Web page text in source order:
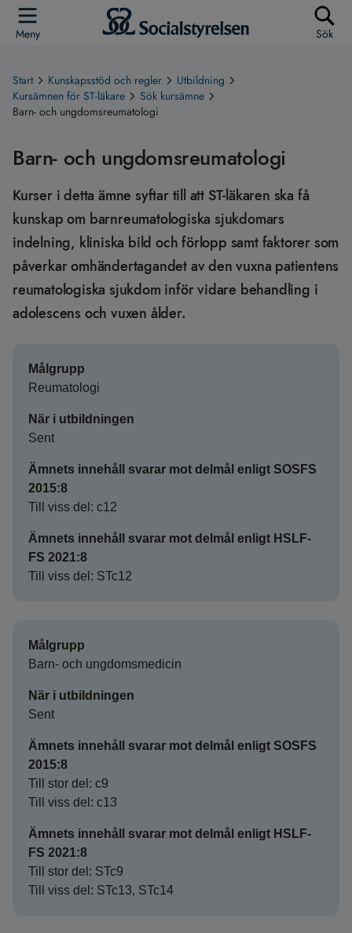
Meny Sök
Start Kunskapsstöd och regler
Utbildning
Kursämnen för ST-läkare
Sök kursämne
Barn- och ungdomsreumatologi
Barn- och ungdomsreumatologi
Kurser i detta ämne syftar till att ST-läkaren ska få
kunskap om barnreumatologiska sjukdomars
indelning, kliniska bild och förlopp samt faktorer som
påverkar omhändertagandet av den vuxna patientens
reumatologiska sjukdom inför vidare behandling i
adolescens och vuxen ålder.
Målgrupp
Reumatologi
När i utbildningen
Sent
Ämnets innehåll svarar mot delmål enligt SOSFS
2015:8
Till viss del: c12
Ämnets innehåll svarar mot delmål enligt HSLF-
FS 2021:8
Till viss del: STc12
Målgrupp
Barn- och ungdomsmedicin
När i utbildningen
Sent
Ämnets innehåll svarar mot delmål enligt SOSFS
2015:8
Till stor del: c9
Till viss del: c13
Ämnets innehåll svarar mot delmål enligt HSLF-
FS 2021:8
Till stor del: STc9
Till viss del: STc13, STc14